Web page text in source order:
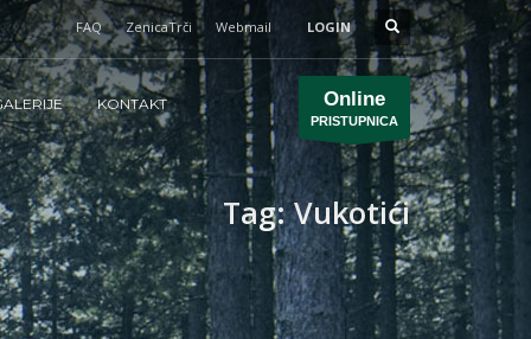
FAQ ZenicaTrči Webmail LOGIN
KONTAKT Online
PRISTUPNICA
Tag: Vukotići